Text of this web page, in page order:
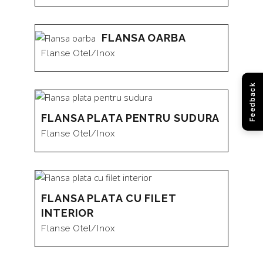
FLANSA OARBA
Flanse Otel/inox
FLANSA PLATA PENTRU SUDURA
Flanse Otel/inox
FLANSA PLATA CU FILET
INTERIOR
Flanse Otel/inox
Feedback